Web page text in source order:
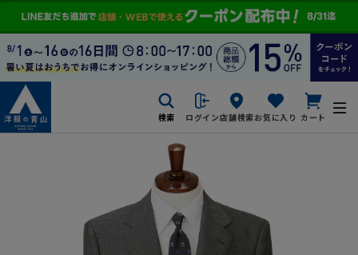
検索 ログイン店舗検索お気に入り カート